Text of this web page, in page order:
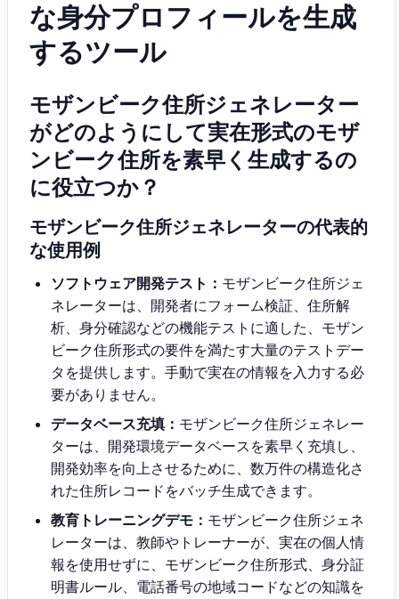
な身分プロフィールを生成
するツール
モザンビーク住所ジェネレーター
がどのようにして実在形式のモザ
ンビーク住所を素早く生成するの
に役立つか？
モザンビーク住所ジェネレーターの代表的
な使用例
ソフトウェア開発テスト： モザンビーク住所ジェ
ネレーターは、開発者にフォーム検証、住所解
析、身分確認などの機能テストに適した、モザン
ビーク住所形式の要件を満たす大量のテストデー
タを提供します。手動で実在の情報を入力する必
要がありません。
データベース充填： モザンビーク住所ジェネレー
ターは、開発環境データベースを素早く充填し、
開発効率を向上させるために、数万件の構造化さ
れた住所レコードをバッチ生成できます。
教育トレーニングデモ： モザンビーク住所ジェネ
レーターは、教師やトレーナーが、実在の個人情
報を使用せずに、モザンビーク住所形式、身分証
明書ルール、電話番号の地域コードなどの知識を